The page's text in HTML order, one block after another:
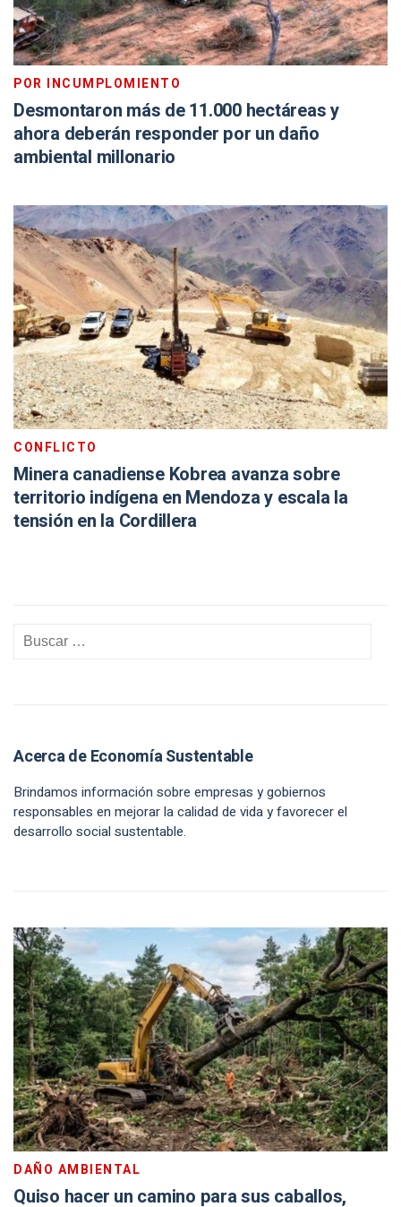
POR INCUMPLOMIENTO
Desmontaron más de 11.000 hectáreas y
ahora deberán responder por un daño
ambiental millonario
CONFLICTO
Minera canadiense Kobrea avanza sobre
territorio indígena en Mendoza y escala la
tensión en la Cordillera
Acerca de Economía Sustentable
Brindamos información sobre empresas y gobiernos
responsables en mejorar la calidad de vida y favorecer el
desarrollo social sustentable.
DAÑO AMBIENTAL
Quiso hacer un camino para sus caballos,